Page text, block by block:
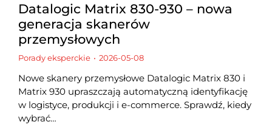
Datalogic Matrix 830-930 – nowa
generacja skanerów
przemysłowych
Porady eksperckie 2026-05-08
Nowe skanery przemysłowe Datalogic Matrix 830 i
Matrix 930 upraszczają automatyczną identyfikację
w logistyce, produkcji i e-commerce. Sprawdź, kiedy
wybrać…